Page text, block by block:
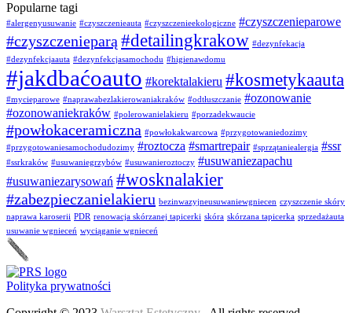
Popularne tagi
#alergenyusuwanie #czyszczenieauta #czyszczenieekologiczne #czyszczenieparowe
#czyszczenieparą#detailingkrakow #dezynfekacja
#dezynfekcjaauta #dezynfekcjasamochodu #higienawdomu
#jakdbaćoauto #korektalakieru #kosmetykaauta
#mycieparowe #naprawabezlakierowaniakraków #odtłuszczanie #ozonowanie
#ozonowaniekraków #polerowanielakieru #porzadekwaucie
#powłokaceramiczna #powłokakwarcowa #przygotowaniedozimy
#przygotowaniesamochodudozimy #roztocza #smartrepair #sprzątaniealergia #ssr
#ssrkraków #usuwaniegrzybów #usuwanieroztoczy #usuwaniezapachu
#usuwaniezarysowań #wosknalakier
#zabezpieczanielakieru bezinwazyjneusuwaniewgniecen czyszczenie skóry
naprawa karoserii PDR renowacja skórzanej tapicerki skóra skórzana tapicerka sprzedażauta
usuwanie wgnieceń wyciąganie wgnieceń
Polityka prywatności